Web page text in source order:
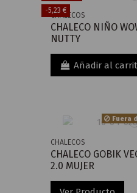
-5,23 €
CHALECOS
CHALECO NIÑO
NUTTY
Añadir al
Fuera
CHALECOS
CHALECO GOBIK
2.0 MUJER